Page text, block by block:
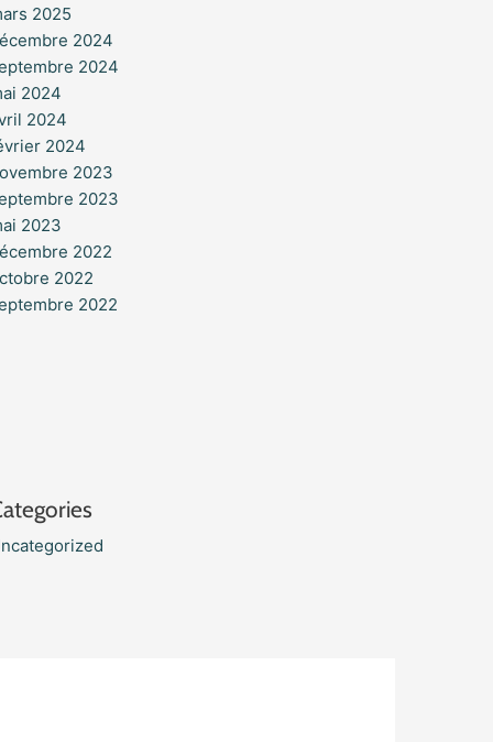
2025
2024
2024
2024
2024
2024
2023
2023
2023
2022
2022
2022